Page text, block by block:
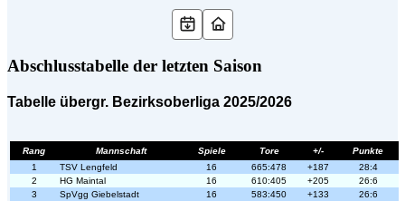
Abschlusstabelle der letzten Saison
Tabelle übergr. Bezirksoberliga 2025/2026
Rang Mannschaft Spiele Tore +/-
Punkte
1
TSV Lengfeld 16 665:478 +187
28:4
2
HG Maintal 16 610:405 +205
26:6
3
SpVgg Giebelstadt 16 583:450 +133
26:6